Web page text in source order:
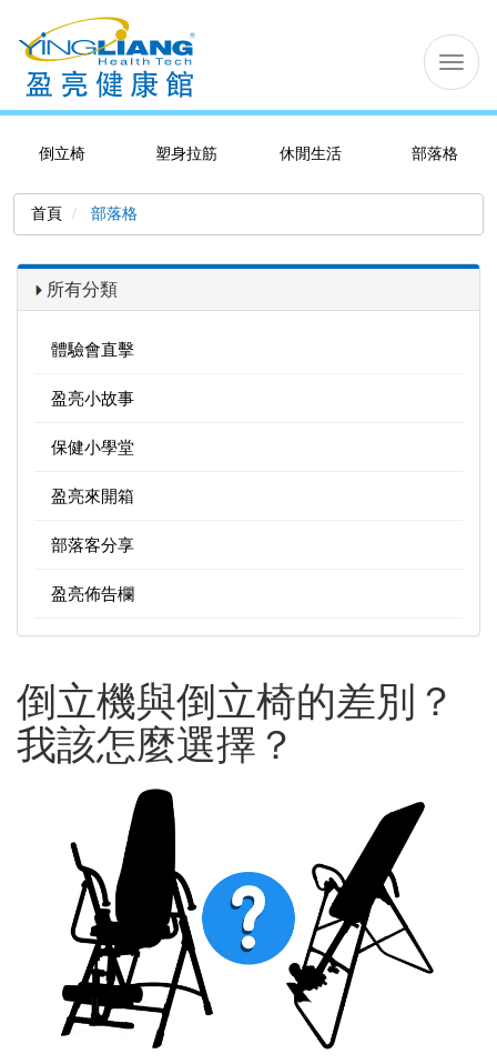
切
换
导
倒立椅
塑身拉筋 休閒生活 部落格
首頁 部落格
所有分類
體驗會直擊
盈亮小故事
保健小學堂
盈亮來開箱
部落客分享
盈亮佈告欄
倒立機與倒立椅的差別？
我該怎麼選擇？